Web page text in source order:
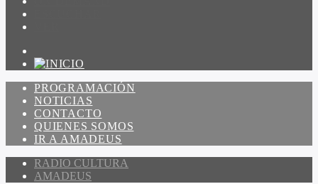
PROGRAMACIÓN
NOTICIAS
CONTACTO
QUIENES SOMOS
IR A AMADEUS
RADIO CULTURA
AMADEUS